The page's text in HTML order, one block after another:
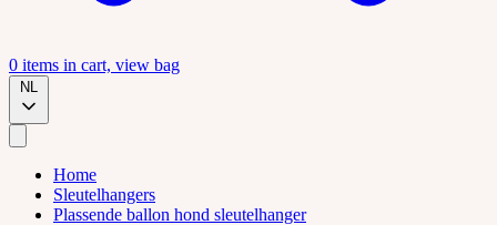
0 items in cart, view bag
NL
Home
Sleutelhangers
Plassende ballon hond sleutelhanger